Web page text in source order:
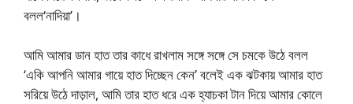
বলল‘নাদিয়া’।
আমি আমার ডান হাত তার কাধে রাখলাম সঙ্গে সঙ্গে সে চমকে উঠে বলল
‘একি আপনি আমার গায়ে হাত দিচ্ছেন কেন’ বলেই এক ঝটকায় আমার হাত
সরিয়ে উঠে দাড়াল, আমি তার হাত ধরে এক হ্যাচকা টান দিয়ে আমার কোলে